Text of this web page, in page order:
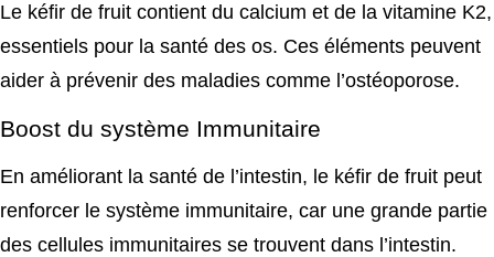
Le kéfir de fruit contient du calcium et de la vitamine K2,
essentiels pour la santé des os. Ces éléments peuvent
aider à prévenir des maladies comme l’ostéoporose.
Boost du système Immunitaire
En améliorant la santé de l’intestin, le kéfir de fruit peut
renforcer le système immunitaire, car une grande partie
des cellules immunitaires se trouvent dans l’intestin.